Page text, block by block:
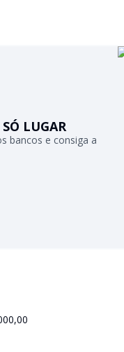
LUGAR
bancos e consiga a